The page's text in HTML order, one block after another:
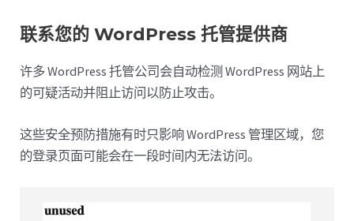
联系您的 WordPress 托管提供商
许多 WordPress 托管公司会自动检测 WordPress 网站上
的可疑活动并阻止访问以防止攻击。
这些安全预防措施有时只影响 WordPress 管理区域，您
的登录页面可能会在一段时间内无法访问。